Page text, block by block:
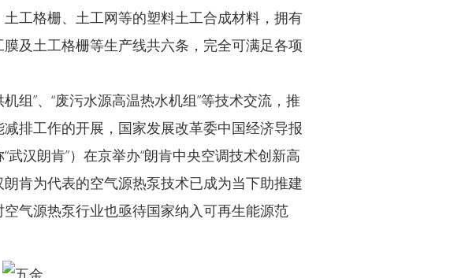
工格栅、土工网等的塑料土工合成材料，拥有
及土工格栅等生产线共六条，完全可满足各项
组”、“废污水源高温热水机组”等技术交流，推
排工作的开展，国家发展改革委中国经济导报
汉朗肯”）在京举办“朗肯中央空调技术创新高
肯为代表的空气源热泵技术已成为当下助推建
气源热泵行业也亟待国家纳入可再生能源范